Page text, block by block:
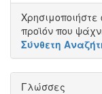
προϊόν που
Σύνθετη
Γλώσσες